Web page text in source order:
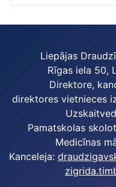
Liepājas
Rīgas iela 50,
Direktore,
direktores vietnieces
Pamatskolas
Medicīnas
Kanceleja: